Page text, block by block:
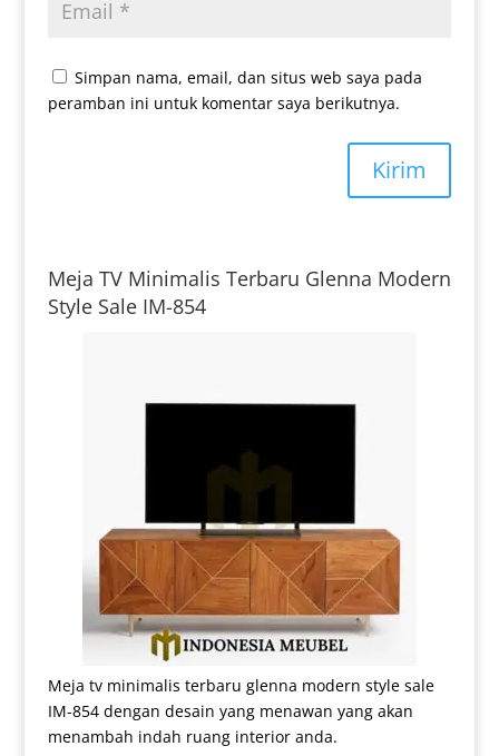
Simpan nama, email, dan situs web saya pada
peramban ini untuk komentar saya berikutnya.
Kirim
Meja TV Minimalis Terbaru Glenna Modern
Style Sale IM-854
Meja tv minimalis terbaru glenna modern style sale
IM-854 dengan desain yang menawan yang akan
menambah indah ruang interior anda.